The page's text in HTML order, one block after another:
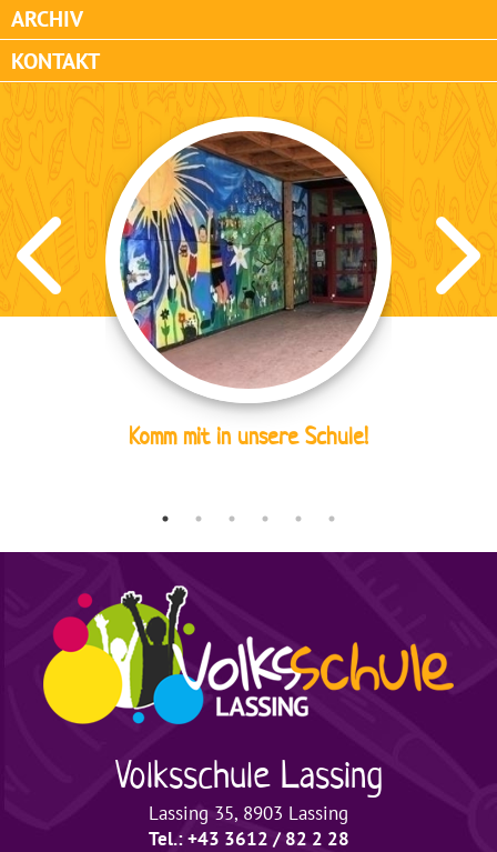
ARCHIV
KONTAKT
Komm mit in unsere Schule!
VolksschuleLassing
Lassing 35, 8903 Lassing
Tel.: +43 3612 / 82 2 28